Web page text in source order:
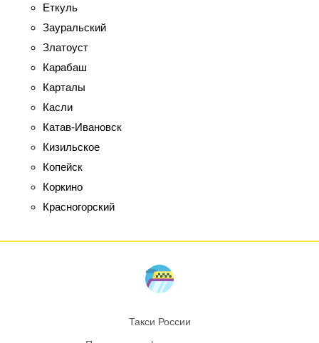
Еткуль
Зауральский
Златоуст
Карабаш
Карталы
Касли
Катав-Ивановск
Кизильское
Копейск
Коркино
Красногорский
Такси России